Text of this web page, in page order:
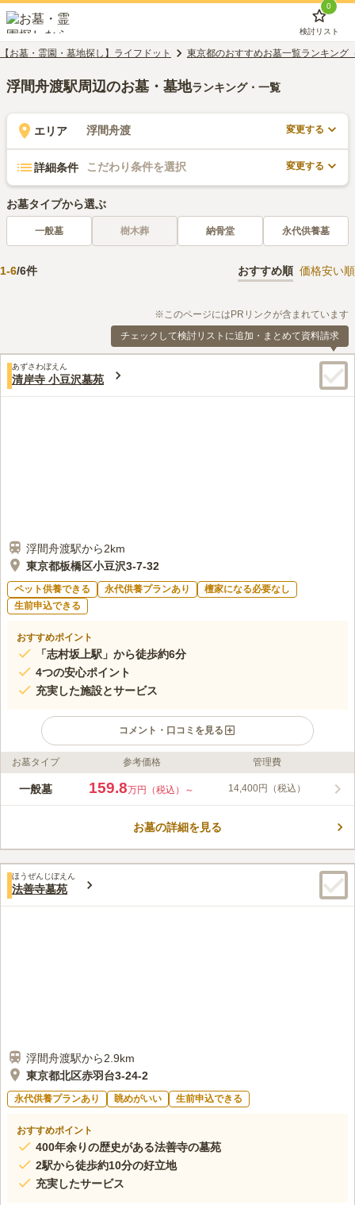
0
検討リスト
【お墓・霊園・墓地探し】ライフドット 東京都のおすすめお墓一覧ランキング
浮間舟渡駅周辺のお墓・墓地ランキング・一覧
エリア 浮間舟渡 変更する
詳細条件 こだわり条件を選択 変更する
お墓タイプから選ぶ
一般墓 樹木葬 納骨堂 永代供養墓
1-6/6件 おすすめ順 価格安い順
※このページにはPRリンクが含まれています
チェックして検討リストに追加・まとめて資料請求
あずさわぼえん
清岸寺 小豆沢墓苑
浮間舟渡駅から2km
東京都板橋区小豆沢3-7-32
ペット供養できる 永代供養プランあり
檀家になる必要なし
生前申込できる
おすすめポイント
「志村坂上駅」から徒歩約6分
4つの安心ポイント
充実した施設とサービス
コメント・口コミを見る
ライフドット編集部のコメント
自然豊かな板橋・小豆沢公園の隣地に佇む、安らぎに包まれた
いるので、お参り後の散策も楽しめます。宗教自由・ご購入後も
口コミ評価
みんなの評価
60代男性
墓苑の前にセブンタウンというショッピングセンターがあり、何
お墓タイプ 参考価格 管理費
一般墓 159.8万円（税込）～ 14,400円（税込）
お墓の詳細を見る
ほうぜんじぼえん
法善寺墓苑
浮間舟渡駅から2.9km
東京都北区赤羽台3-24-2
永代供養プランあり 眺めがいい 生前申込できる
おすすめポイント
400年余りの歴史がある法善寺の墓苑
2駅から徒歩約10分の好立地
充実したサービス